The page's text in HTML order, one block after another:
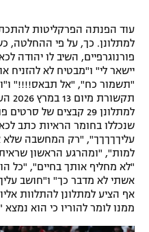
עוד הפנתה הפרקליטות
למתלונן. כך, על פי ההחלטה,
פורנוגרפיים, השיב לו
יישאר לי" ו"מבטיח לא
"תשמור כח", "אל תבאס!!!!"
למתלונן 29 קבצים של
שנכללו בחומר הראיות כתב
עליךךךךך", "רק המחשבה שלא
למות", "ומהרגע הראשון
"לא מחליף אותך בחיים", "כל
אשתי לא מדבר כך" ו"חושב
אף הציע למתלונן להתלוות
ממנו לומר להוריו כי הוא נמצא